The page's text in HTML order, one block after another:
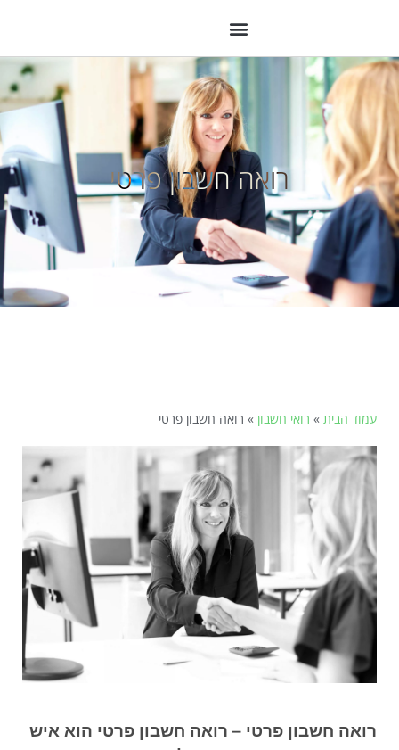
רואה חשבון פרטי
עמוד הבית » רואי חשבון » רואה חשבון פרטי
רואה חשבון פרטי – רואה חשבון פרטי הוא איש